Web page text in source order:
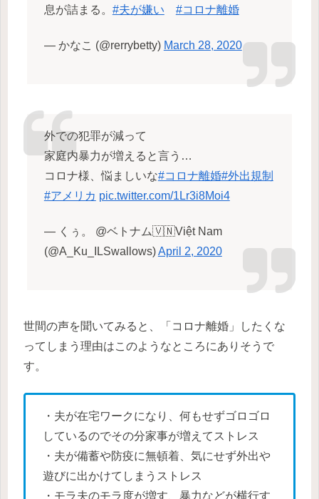
息が詰まる。 #夫が嫌い #コロナ離婚
— かなこ (@rerrybetty) March 28, 2020
外での犯罪が減って
家庭内暴力が増えると言う…
コロナ様、悩ましいな#コロナ離婚#外出規制
#アメリカ pic.twitter.com/1Lr3i8Moi4
— くぅ。 @ベトナム🇻🇳Việt Nam
(@A_Ku_ILSwallows)April 2, 2020
世間の声を聞いてみると、「コロナ離婚」したくな
ってしまう理由はこのようなところにありそうで
す。
・夫が在宅ワークになり、何もせずゴロゴロ
しているのでその分家事が増えてストレス
・夫が備蓄や防疫に無頓着、気にせず外出や
遊びに出かけてしまうストレス
・モラ夫のモラ度が増す、暴力などが横行す